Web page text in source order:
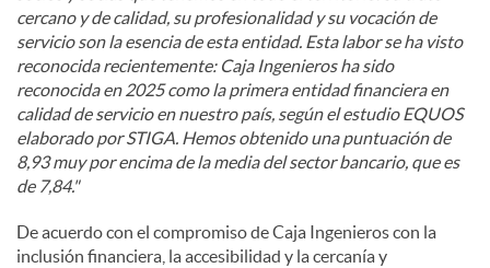
cercano y de calidad, su profesionalidad y su vocación de
servicio son la esencia de esta entidad. Esta labor se ha visto
reconocida recientemente: Caja Ingenieros ha sido
reconocida en 2025 como la primera entidad financiera en
calidad de servicio en nuestro país, según el estudio EQUOS
elaborado por STIGA. Hemos obtenido una puntuación de
8,93 muy por encima de la media del sector bancario, que es
de 7,84."
De acuerdo con el compromiso de Caja Ingenieros con la
inclusión financiera, la accesibilidad y la cercanía y